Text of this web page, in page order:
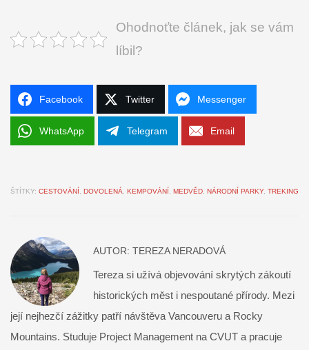
Ohodnoťte článek, jak se vám
líbil?
Facebook Twitter Messenger
WhatsApp Telegram Email
ŠTÍTKY: CESTOVÁNÍ DOVOLENÁ KEMPOVÁNÍ MEDVĚD NÁRODNÍ PARKY, TREKING
AUTOR: TEREZA NERADOVÁ
Tereza si užívá objevování skrytých zákoutí
historických měst i nespoutané přírody. Mezi
její nejhezčí zážitky patří návštěva Vancouveru a Rocky
Mountains. Studuje Project Management na CVUT a pracuje